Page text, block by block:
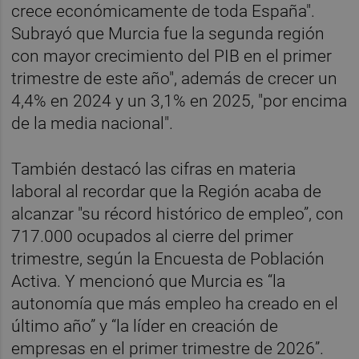
crece económicamente de toda España".
Subrayó que Murcia fue la segunda región
con mayor crecimiento del PIB en el primer
trimestre de este año", además de crecer un
4,4% en 2024 y un 3,1% en 2025, "por encima
de la media nacional".
También destacó las cifras en materia
laboral al recordar que la Región acaba de
alcanzar "su récord histórico de empleo”, con
717.000 ocupados al cierre del primer
trimestre, según la Encuesta de Población
Activa. Y mencionó que Murcia es “la
autonomía que más empleo ha creado en el
último año” y “la líder en creación de
empresas en el primer trimestre de 2026”.